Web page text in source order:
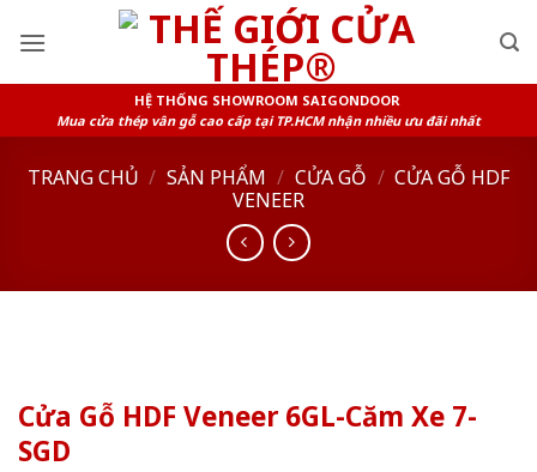
HỆ THỐNG SHOWROOM SAIGONDOOR
Mua cửa thép vân gỗ cao cấp tại TP.HCM nhận nhiều ưu đãi nhất
TRANG CHỦ / SẢN PHẨM / CỬA GỖ / CỬA GỖ HDF
VENEER
Cửa Gỗ HDF Veneer 6GL-Căm Xe 7-
SGD